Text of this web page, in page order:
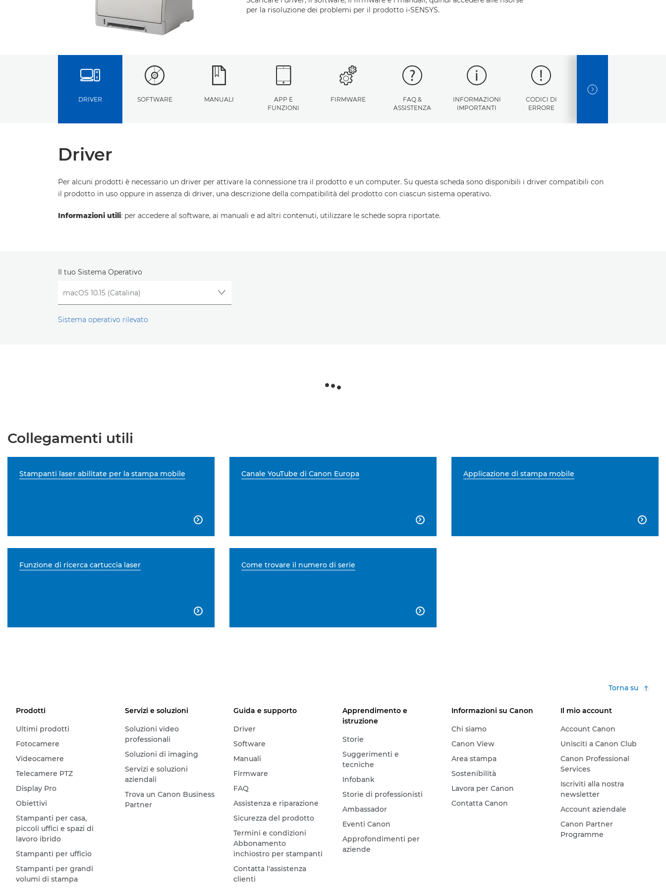
per la risoluzione dei problemi per il prodotto i-SENSYS.
DRIVER SOFTWARE MANUALI
APP E
FUNZIONI
FIRMWARE
FAQ &
ASSISTENZA
INFORMAZIONI
IMPORTANTI
CODICI DI
ERRORE
NEXT SLIDE
Driver
Per alcuni prodotti è necessario un driver per attivare la connessione tra il prodotto e un computer. Su questa scheda sono disponibili i driver compatibili con
il prodotto in uso oppure in assenza di driver, una descrizione della compatibilità del prodotto con ciascun sistema operativo.
Informazioni utili: per accedere al software, ai manuali e ad altri contenuti, utilizzare le schede sopra riportate.
Il tuo Sistema Operativo
Sistema operativo rilevato
Collegamenti utili
Stampanti laser abilitate per la stampa mobile

Canale YouTube di Canon Europa

Applicazione di stampa mobile

Funzione di ricerca cartuccia laser

Come trovare il numero di serie

Torna su
Prodotti
Ultimi prodotti
Fotocamere
Videocamere
Telecamere PTZ
Display Pro
Obiettivi
Stampanti per casa,
piccoli uffici e spazi di
lavoro ibrido
Stampanti per ufficio
Stampanti per grandi
volumi di stampa
Servizi e soluzioni
Soluzioni video
professionali
Soluzioni di imaging
Servizi e soluzioni
aziendali
Trova un Canon Business
Partner
Guida e supporto
Driver
Software
Manuali
Firmware
FAQ
Assistenza e riparazione
Sicurezza del prodotto
Termini e condizioni
Abbonamento
inchiostro per stampanti
Contatta l'assistenza
clienti
Apprendimento e
istruzione
Storie
Suggerimenti e
tecniche
Infobank
Storie di professionisti
Ambassador
Eventi Canon
Approfondimenti per
aziende
Informazioni su Canon
Chi siamo
Canon View
Area stampa
Sostenibilità
Lavora per Canon
Contatta Canon
Il mio account
Account Canon
Unisciti a Canon Club
Canon Professional
Services
Iscriviti alla nostra
newsletter
Account aziendale
Canon Partner
Programme